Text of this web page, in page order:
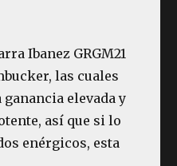
Ibanez GRGM21
las cuales
elevada y
así que si lo
enérgicos, esta